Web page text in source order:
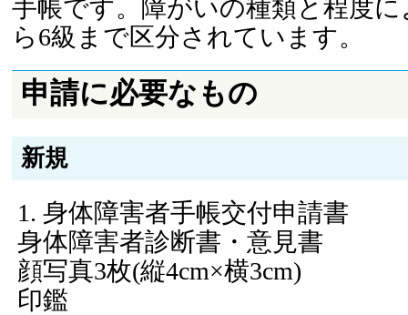
手帳です。障がいの種類と程度
ら6級まで区分されています。
申請に必要なもの
新規
身体障害者手帳交付申請書
身体障害者診断書・意見書
顔写真3枚(縦4cm×横3cm)
印鑑